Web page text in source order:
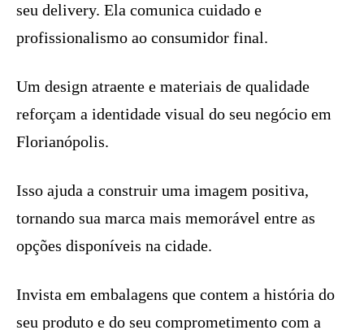
seu delivery. Ela comunica cuidado e
profissionalismo ao consumidor final.
Um design atraente e materiais de qualidade
reforçam a identidade visual do seu negócio em
Florianópolis.
Isso ajuda a construir uma imagem positiva,
tornando sua marca mais memorável entre as
opções disponíveis na cidade.
Invista em embalagens que contem a história do
seu produto e do seu comprometimento com a